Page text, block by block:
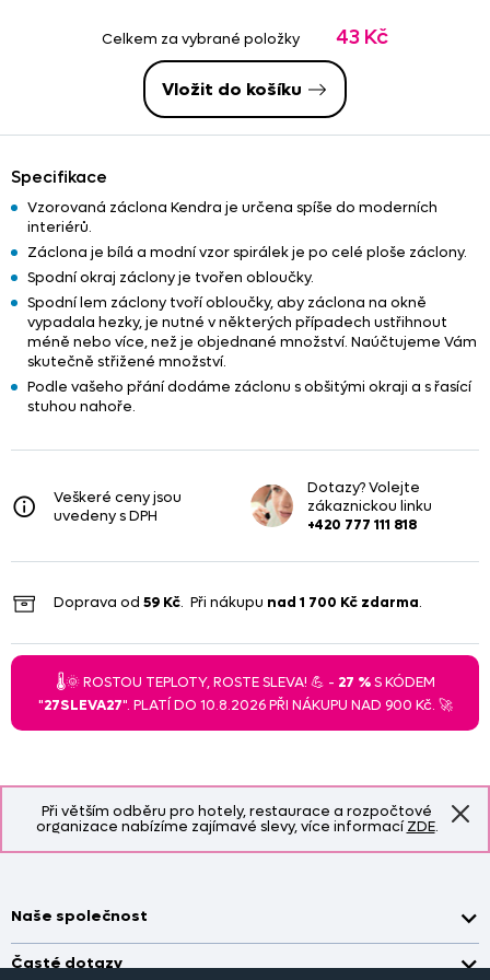
Při větším odběru pro hotely, restaurace a rozpočtové
organizace nabízíme zajímavé slevy, více informacíZDE.
započteny v konečné cenězbytku. Věnujte prosím pozornost
- u upravených zbytků nemusí vždy platit
Celkem za vybrané položky 43 Kč
Vložit do košíku
Specifikace
Vzorovaná záclona Kendra je určena spíše do moderních
interiérů.
Záclona je bílá a modní vzor spirálek je po celé ploše záclony.
Spodní okraj záclony je tvořen obloučky.
Spodní lem záclony tvoří obloučky, aby záclona na okně
vypadala hezky, je nutné v některých případech ustřihnout
méně nebo více, než je objednané množství. Naúčtujeme Vám
skutečně střižené množství.
Podle vašeho přání dodáme záclonu s obšitými okraji a s řasící
stuhou nahoře.
Veškeré ceny jsou
uvedeny s DPH
Dotazy? Volejte
zákaznickou linku
+420 777 111 818
Doprava od 59 Kč. Při nákupu nad 1 700 Kč zdarma.
🌡️🌞 ROSTOU TEPLOTY, ROSTE SLEVA! 💪 - 27 %S KÓDEM
"27SLEVA27". PLATÍ DO 10.8.2026 PŘI NÁKUPU NAD 900 Kč. 🚀
Naše společnost
Doprava a platba
Časté dotazy